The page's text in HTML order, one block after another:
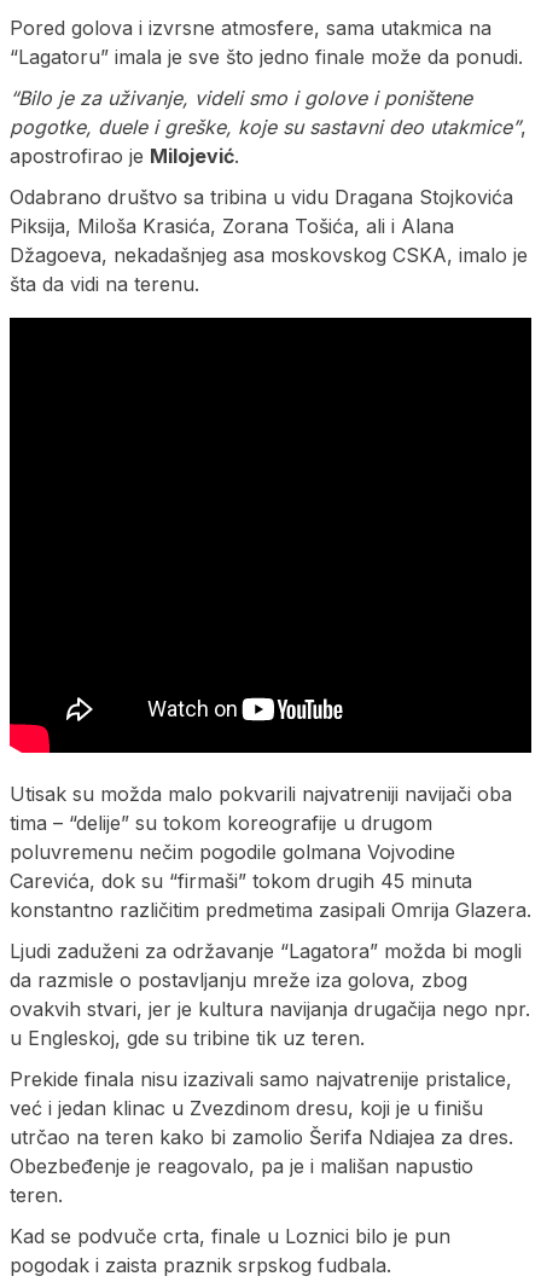
Pored golova i izvrsne atmosfere, sama utakmica na
“Lagatoru” imala je sve što jedno finale može da ponudi.
“Bilo je za uživanje, videli smo i golove i poništene
pogotke, duele i greške, koje su sastavni deo utakmice”,
apostrofirao je Milojević.
Odabrano društvo sa tribina u vidu Dragana Stojkovića
Piksija, Miloša Krasića, Zorana Tošića, ali i Alana
Džagoeva, nekadašnjeg asa moskovskog CSKA, imalo je
šta da vidi na terenu.
Utisak su možda malo pokvarili najvatreniji navijači oba
tima – “delije” su tokom koreografije u drugom
poluvremenu nečim pogodile golmana Vojvodine
Carevića, dok su “firmaši” tokom drugih 45 minuta
konstantno različitim predmetima zasipali Omrija Glazera.
Ljudi zaduženi za održavanje “Lagatora” možda bi mogli
da razmisle o postavljanju mreže iza golova, zbog
ovakvih stvari, jer je kultura navijanja drugačija nego npr.
u Engleskoj, gde su tribine tik uz teren.
Prekide finala nisu izazivali samo najvatrenije pristalice,
već i jedan klinac u Zvezdinom dresu, koji je u finišu
utrčao na teren kako bi zamolio Šerifa Ndiajea za dres.
Obezbeđenje je reagovalo, pa je i mališan napustio
teren.
Kad se podvuče crta, finale u Loznici bilo je pun
pogodak i zaista praznik srpskog fudbala.